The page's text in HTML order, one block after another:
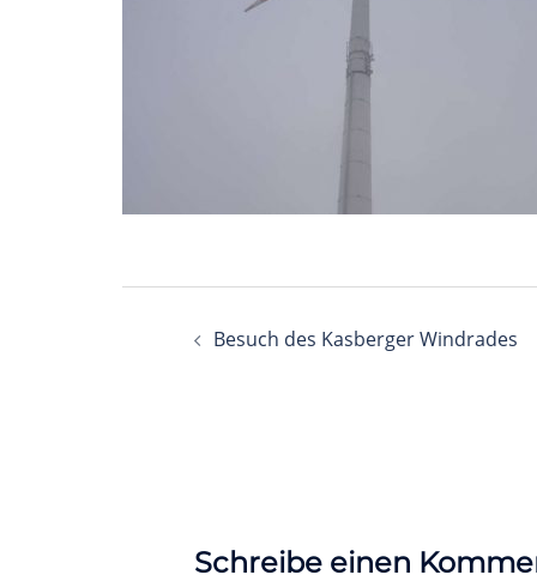
Besuch des Kasberger Windrades
Schreibe einen